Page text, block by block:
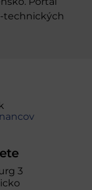
technických
3